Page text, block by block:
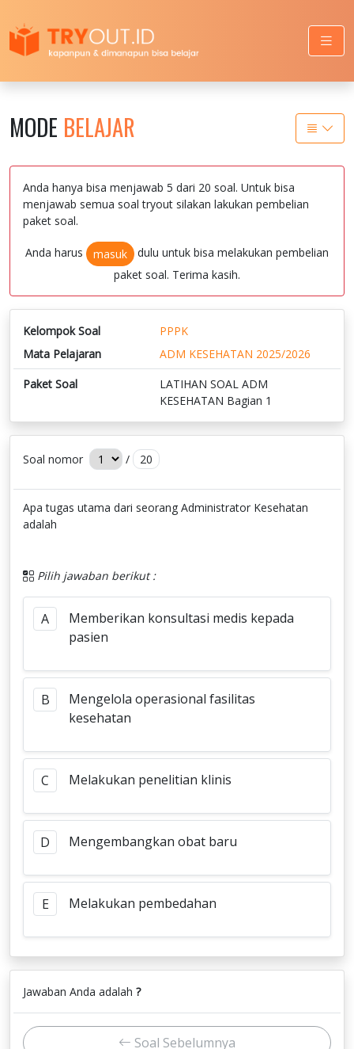
MODE BELAJAR
Anda hanya bisa menjawab 5 dari 20 soal. Untuk bisa
menjawab semua soal tryout silakan lakukan pembelian
paket soal.
Anda harus masuk
dulu untuk bisa melakukan pembelian
paket soal. Terima kasih.
Kelompok Soal
PPPK
Mata Pelajaran
ADM KESEHATAN 2025/2026
Paket Soal
LATIHAN SOAL ADM
KESEHATAN Bagian 1
Soal nomor / 20
Apa tugas utama dari seorang Administrator Kesehatan
adalah
Pilih jawaban berikut :
A
Memberikan konsultasi medis kepada
pasien
B
Mengelola operasional fasilitas
kesehatan
C Melakukan penelitian klinis
D Mengembangkan obat baru
E Melakukan pembedahan
Jawaban Anda adalah ?
Soal Sebelumnya